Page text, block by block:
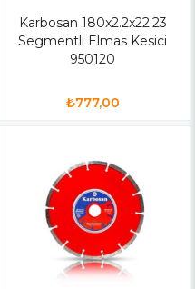
Karbosan 180x2.2x22.23
Segmentli Elmas Kesici
950120
₺777,00